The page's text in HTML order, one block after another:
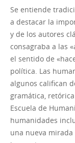
Se entiende
a destacar la
y de los autores
consagraba a las
el sentido de
política. Las
algunos califican
gramática,
Escuela de
humanidades
una nueva